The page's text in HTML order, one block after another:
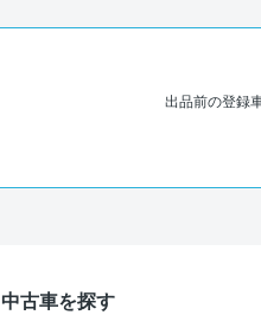
出品前の登録
中古車を探す